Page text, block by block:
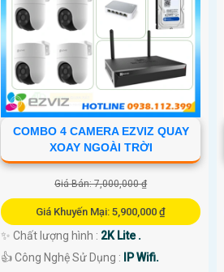
COMBO 4 CAMERA EZVIZ QUAY
XOAY NGOÀI TRỜI
Giá Bán: 7,000,000 ₫
Giá Khuyến Mại: 5,900,000 ₫
✨ Chất lượng hình : 2K Lite .
👍 Công Nghệ Sử Dụng :
IP Wifi.